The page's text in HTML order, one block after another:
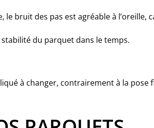
bruit des pas est agréable à l’oreille,
stabilité du parquet dans le temps.
à changer, contrairement à la